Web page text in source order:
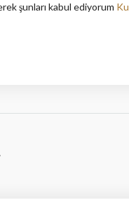
şunları kabul ediyorum